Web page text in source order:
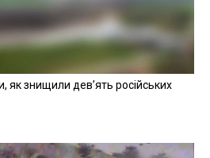
як знищили девʼять російських